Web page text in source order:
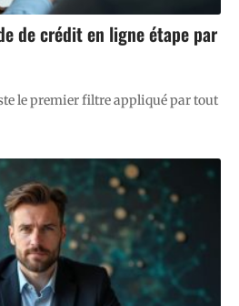
de crédit en ligne étape par
le premier filtre appliqué par tout